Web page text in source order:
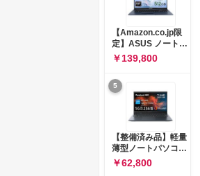
Microsoft 365 試用
版 Windows11 バッ
テリー駆動12.6時間
重量1.39kg ルナグレ
ー 83K9003JJP ノー
トPC
【Amazon.co.jp限
定】ASUS ノートパ
ソコン Vivobook 15
M1502NAQ 15.6イ
ンチ AMD Ryzen 7
170 メモリ16GB
SSD 512GB
Microsoft 365
Personal (24か月版)
搭載 Windows 11 重
量1.7kg Wi-Fi 6E ク
ワイエットブルー
M1502NAQ-
￥139,800
5
【整備済み品】軽量
薄型ノートパソコン
dynabook G83 ■
13.3型
￥62,800